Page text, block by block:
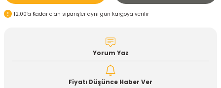
12:00’a Kadar olan siparişler aynı gün kargoya verilir
Yorum Yaz
Fiyatı Düşünce Haber Ver